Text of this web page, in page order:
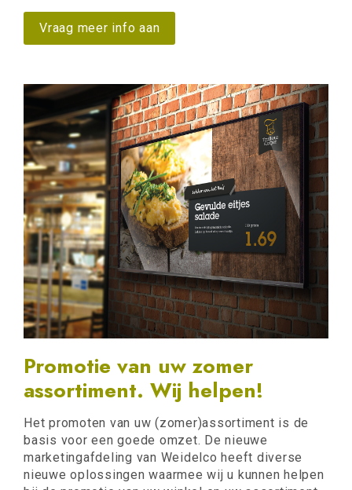
Vraag meer info aan
Promotie van uw zomer
assortiment. Wij helpen!
Het promoten van uw (zomer)assortiment is de
basis voor een goede omzet. De nieuwe
marketingafdeling van Weidelco heeft diverse
nieuwe oplossingen waarmee wij u kunnen helpen